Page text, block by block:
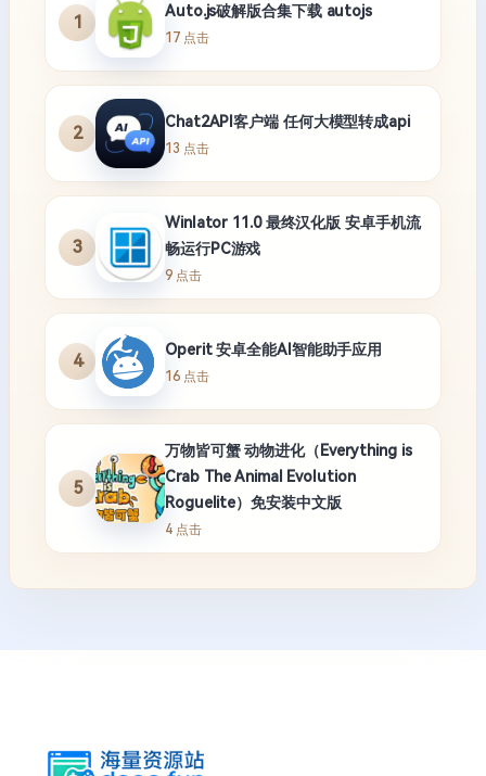
1
Auto.js破解版合集下载 autojs
17 点击
2
Chat2API客户端 任何大模型转成api
13 点击
3
Winlator 11.0 最终汉化版 安卓手机流
畅运行PC游戏
9 点击
4
Operit 安卓全能AI智能助手应用
16 点击
5
万物皆可蟹 动物进化（Everything is
Crab The Animal Evolution
Roguelite）免安装中文版
4 点击